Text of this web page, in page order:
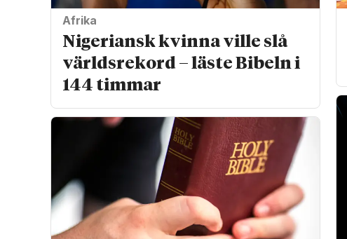
Afrika
Nigeriansk kvinna ville slå
världs­rekord – läste Bibeln i
144 timmar